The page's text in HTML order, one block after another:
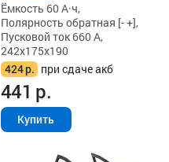
Ёмкость 60 А·ч,
Полярность обратная [- +],
Пусковой ток 660 А,
242x175x190
424р. при сдаче акб
441 р.
Купить